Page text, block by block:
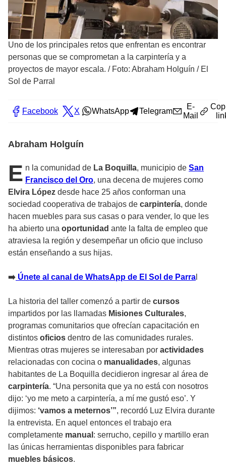
Uno de los principales retos que enfrentan es encontrar
personas que se comprometan a la carpintería y a
proyectos de mayor escala. / Foto: Abraham Holguín / El
Sol de Parral
Facebook X WhatsApp Telegram
E-
Mail
Abraham Holguín
E n la comunidad de La Boquilla, municipio de San
Francisco del Oro, una decena de mujeres como
Elvira López desde hace 25 años conforman una
sociedad cooperativa de trabajos de carpintería, donde
hacen muebles para sus casas o para vender, lo que les
ha abierto una oportunidad ante la falta de empleo que
atraviesa la región y desempeñar un oficio que incluso
están enseñando a sus hijas.
➡️ Únete al canal de WhatsApp de El Sol de Parra
La historia del taller comenzó a partir de cursos
impartidos por las llamadas Misiones Culturales,
programas comunitarios que ofrecían capacitación en
distintos oficios dentro de las comunidades rurales.
Mientras otras mujeres se interesaban por actividades
relacionadas con cocina o manualidades, algunas
habitantes de La Boquilla decidieron ingresar al área de
carpintería. “Una personita que ya no está con nosotros
dijo: ‘yo me meto a carpintería, a mí me gustó eso’. Y
dijimos: ‘vamos a meternos’”, recordó Luz Elvira durante
la entrevista. En aquel entonces el trabajo era
completamente manual : serrucho, cepillo y martillo eran
las únicas herramientas disponibles para fabricar
muebles básicos.